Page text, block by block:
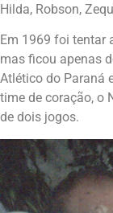
Hilda, Robson,
Em 1969 foi tentar
mas ficou apenas
Atlético do Paraná
time de coração, o
de dois jogos.